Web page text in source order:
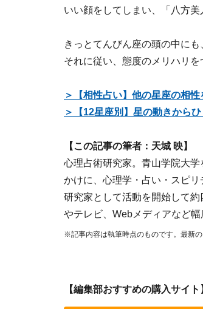
いい顔をしてしまい、「八方
きっとてんびん座の頭の中に
それに従い、態度のメリハリを
＞【相性占い】他の星座の相性
＞【12星座別】星の動きから
【この記事の筆者：天城 映】
心理占術研究家。青山学院大
かけに、心理学・占い・スピ
研究家として活動を開始して
やテレビ、Webメディアなど幅
※記事内容は執筆時点のものです。最新の
【編集部おすすめの購入サイト